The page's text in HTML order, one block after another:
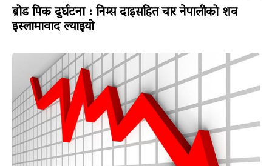
ब्रोड पिक दुर्घटना : निम्स दाइसहित चार नेपालीको शव
इस्लामावाद ल्याइयो